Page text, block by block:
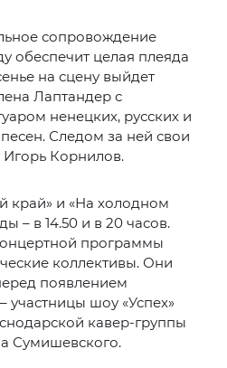
сопровождение
обеспечит целая плеяда
на сцену выйдет
Лаптандер с
ненецких, русских и
Следом за ней свои
Корнилов.
край» и «На холодном
– в 14.50 и в 20 часов.
программы
коллективы. Они
появлением
участницы шоу «Успех»
кавер-группы
Сумишевского.